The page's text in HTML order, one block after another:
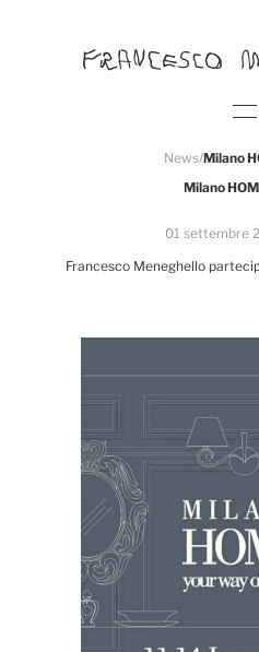
Milano
News/Milano
01 settembre
Francesco Meneghello